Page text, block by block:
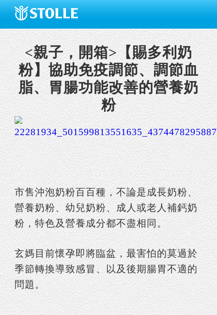
<親子，開箱>【賜多利奶
粉】協助免疫調節、調節血
脂、胃腸功能改善的營養奶
粉
市售沖泡奶粉百百種，不論是成長奶粉、
營養奶粉、幼兒奶粉、成人或老人補鈣奶
粉，特色及營養成分都不盡相同。
玄媽目前懷孕即將臨盆，最害怕的莫過於
季節轉換導致感冒、以及後期腸胃不適的
問題。